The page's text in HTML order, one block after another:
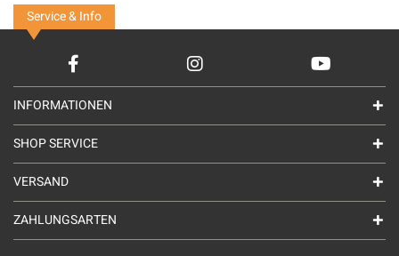
Service & Info
INFORMATIONEN
SHOP SERVICE
VERSAND
ZAHLUNGSARTEN